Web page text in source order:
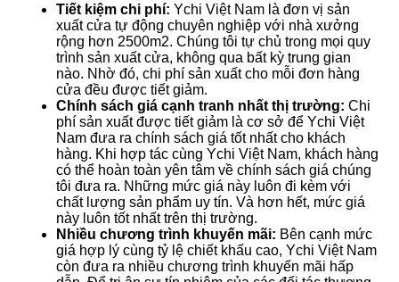
Tiết kiệm chi phí: Ychi Việt Nam là đơn vị sản
xuất cửa tự động chuyên nghiệp với nhà xưởng
rộng hơn 2500m2. Chúng tôi tự chủ trong mọi quy
trình sản xuất cửa, không qua bất kỳ trung gian
nào. Nhờ đó, chi phí sản xuất cho mỗi đơn hàng
cửa đều được tiết giảm.
Chính sách giá cạnh tranh nhất thị trường: Chi
phí sản xuất được tiết giảm là cơ sở để Ychi Việt
Nam đưa ra chính sách giá tốt nhất cho khách
hàng. Khi hợp tác cùng Ychi Việt Nam, khách hàng
có thể hoàn toàn yên tâm về chính sách giá chúng
tôi đưa ra. Những mức giá này luôn đi kèm với
chất lượng sản phẩm uy tín. Và hơn hết, mức giá
này luôn tốt nhất trên thị trường.
Nhiều chương trình khuyến mãi: Bên cạnh mức
giá hợp lý cùng tỷ lệ chiết khấu cao, Ychi Việt Nam
còn đưa ra nhiều chương trình khuyến mãi hấp